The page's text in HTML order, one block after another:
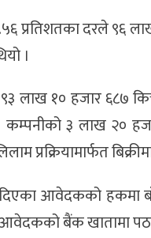
प्रतिशतका दरले ९६
।
लाख १० हजार ६८७
३ लाख २०
प्रक्रियामार्फत
आवेदकको हकमा
बैंक खातामा